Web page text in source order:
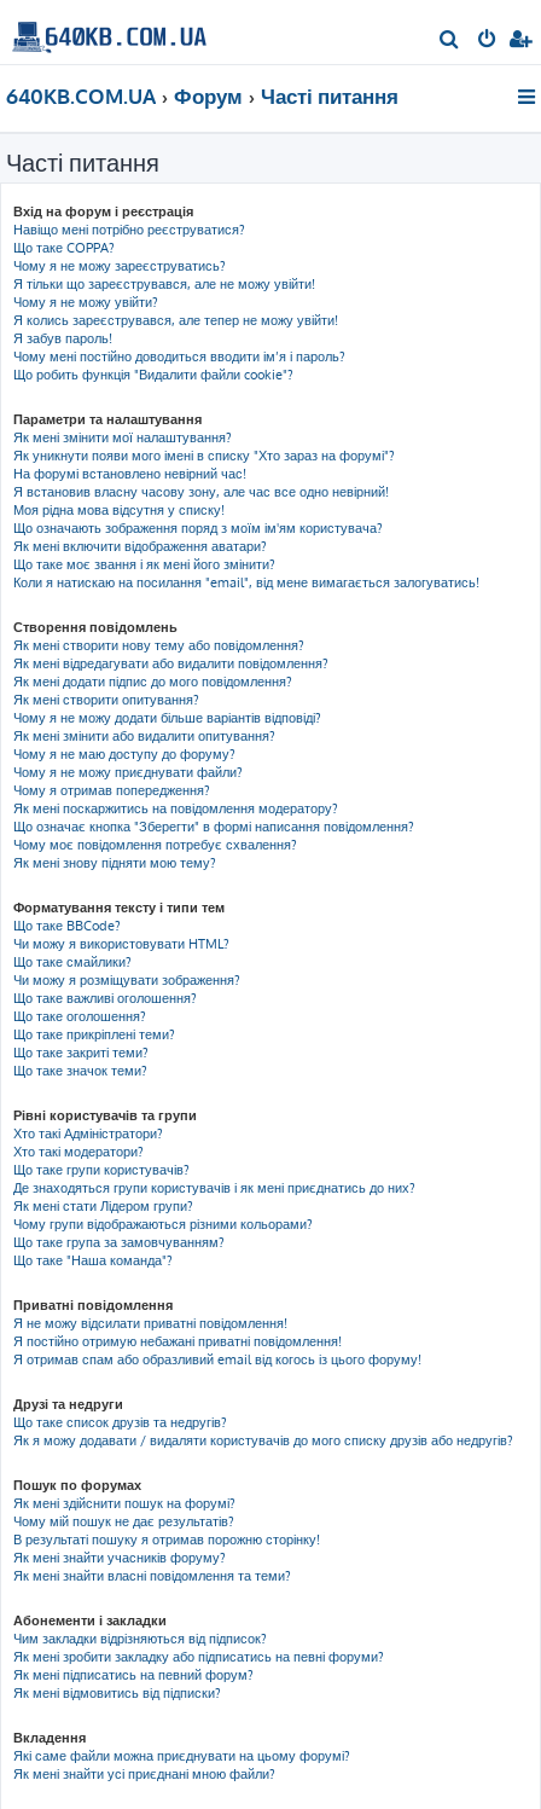
о
640KB.COM.UA Форум Часті питання
Часті питання
Вхід на форум і реєстрація
Навіщо мені потрібно реєструватися?
Що таке COPPA?
Чому я не можу зареєструватись?
Я тільки що зареєструвався, але не можу увійти!
Чому я не можу увійти?
Я колись зареєструвався, але тепер не можу увійти!
Я забув пароль!
Чому мені постійно доводиться вводити ім’я і пароль?
Що робить функція "Видалити файли cookie"?
Параметри та налаштування
Як мені змінити мої налаштування?
Як уникнути появи мого імені в списку "Хто зараз на форумі"?
На форумі встановлено невірний час!
Я встановив власну часову зону, але час все одно невірний!
Моя рідна мова відсутня у списку!
Що означають зображення поряд з моїм ім'ям користувача?
Як мені включити відображення аватари?
Що таке моє звання і як мені його змінити?
Коли я натискаю на посилання "email", від мене вимагається залогуватись!
Створення повідомлень
Як мені створити нову тему або повідомлення?
Як мені відредагувати або видалити повідомлення?
Як мені додати підпис до мого повідомлення?
Як мені створити опитування?
Чому я не можу додати більше варіантів відповіді?
Як мені змінити або видалити опитування?
Чому я не маю доступу до форуму?
Чому я не можу приєднувати файли?
Чому я отримав попередження?
Як мені поскаржитись на повідомлення модератору?
Що означає кнопка "Зберегти" в формі написання повідомлення?
Чому моє повідомлення потребує схвалення?
Як мені знову підняти мою тему?
Форматування тексту і типи тем
Що таке BBCode?
Чи можу я використовувати HTML?
Що таке смайлики?
Чи можу я розміщувати зображення?
Що таке важливі оголошення?
Що таке оголошення?
Що таке прикріплені теми?
Що таке закриті теми?
Що таке значок теми?
Рівні користувачів та групи
Хто такі Адміністратори?
Хто такі модератори?
Що таке групи користувачів?
Де знаходяться групи користувачів і як мені приєднатись до них?
Як мені стати Лідером групи?
Чому групи відображаються різними кольорами?
Що таке група за замовчуванням?
Що таке "Наша команда"?
Приватні повідомлення
Я не можу відсилати приватні повідомлення!
Я постійно отримую небажані приватні повідомлення!
Я отримав спам або образливий email від когось із цього форуму!
Друзі та недруги
Що таке список друзів та недругів?
Як я можу додавати / видаляти користувачів до мого списку друзів або недругів?
Пошук по форумах
Як мені здійснити пошук на форумі?
Чому мій пошук не дає результатів?
В результаті пошуку я отримав порожню сторінку!
Як мені знайти учасників форуму?
Як мені знайти власні повідомлення та теми?
Абонементи і закладки
Чим закладки відрізняються від підписок?
Як мені зробити закладку або підписатись на певні форуми?
Як мені підписатись на певний форум?
Як мені відмовитись від підписки?
Вкладення
Які саме файли можна приєднувати на цьому форумі?
Як мені знайти усі приєднані мною файли?